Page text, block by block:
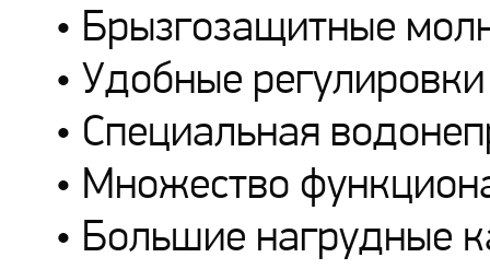
• Брызгозащитные
• Удобные
• Специальная
• Множество
• Большие нагрудные